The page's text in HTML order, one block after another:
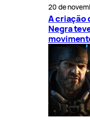
20 de
A criação
Negra